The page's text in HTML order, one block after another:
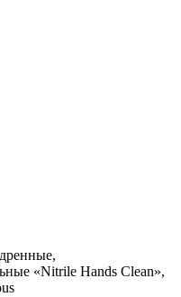
«Nitrile Hands Clean»,